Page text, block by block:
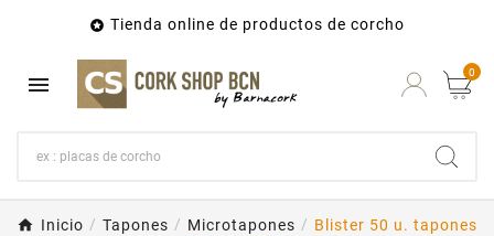
 Tienda online de productos de corcho
 0
Inicio Tapones Microtapones
Blister 50 u. tapones